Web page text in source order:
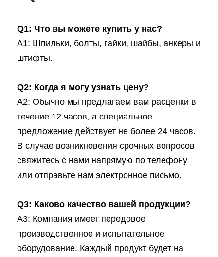
Q1: Что вы можете купить у нас?
A1: Шпильки, болты, гайки, шайбы, анкеры и
штифты.
Q2: Когда я могу узнать цену?
A2: Обычно мы предлагаем вам расценки в
течение 12 часов, а специальное
предложение действует не более 24 часов.
В случае возникновения срочных вопросов
свяжитесь с нами напрямую по телефону
или отправьте нам электронное письмо.
Q3: Каково качество вашей продукции?
A3: Компания имеет передовое
производственное и испытательное
оборудование. Каждый продукт будет на